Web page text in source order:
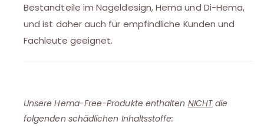
Bestandteile im Nageldesign, Hema und Di-Hema,
und ist daher auch für empfindliche Kunden und
Fachleute geeignet.
Unsere Hema-Free-Produkte enthalten NICHTdie
folgenden schädlichen Inhaltsstoffe: